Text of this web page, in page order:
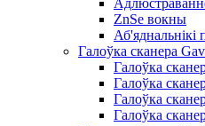
ZnSe вокны
Аб'яднальнікі
Галоўка сканера
Галоўка
Галоўка
Галоўка
Галоўка